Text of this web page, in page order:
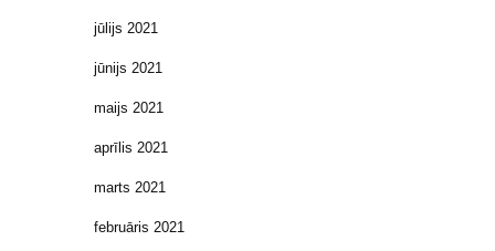
jūlijs 2021
jūnijs 2021
maijs 2021
aprīlis 2021
marts 2021
februāris 2021